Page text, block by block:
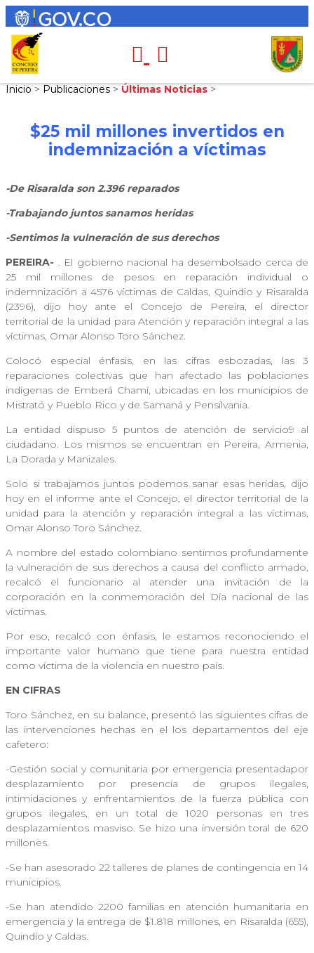
Inicio > Publicaciones > Últimas Noticias >
$25 mil millones invertidos en
indemnización a víctimas
-De Risaralda son 2.396 reparados
-Trabajando juntos sanamos heridas
-Sentimos la vulneración de sus derechos
PEREIRA- . El gobierno nacional ha desembolsado cerca de
25 mil millones de pesos en reparación individual o
indemnización a 4576 víctimas de Caldas, Quindio y Risaralda
(2396), dijo hoy ante el Concejo de Pereira, el director
territorial de la unidad para Atención y reparación integral a las
víctimas, Omar Alonso Toro Sánchez.
Colocó especial énfasis, en las cifras esbozadas, las 3
reparaciones colectivas que han afectado las poblaciones
indígenas de Emberá Chamí, ubicadas en los municipios de
Mistrató y Pueblo Rico y de Samaná y Pensilvania.
La entidad dispuso 5 puntos de atención de servicio9 al
ciudadano. Los mismos se encuentran en Pereira, Armenia,
La Dorada y Manizales.
Solo si trabajamos juntos podemos sanar esas heridas, dijo
hoy en el informe ante el Concejo, el director territorial de la
unidad para la atención y reparación integral a las víctimas,
Omar Alonso Toro Sánchez.
A nombre del estado colombiano sentimos profundamente
la vulneración de sus derechos a causa del conflicto armado,
recalcó el funcionario al atender una invitación de la
corporación en la conmemoración del Día nacional de las
víctimas.
Por eso, recalcó con énfasis, le estamos reconociendo el
importante valor humano que tiene para nuestra entidad
como víctima de la violencia en nuestro país.
EN CIFRAS
Toro Sánchez, en su balance, presentó las siguientes cifras de
las intervenciones hechas en el los departamentos del eje
cafetero:
-Gestión social y comunitaria por emergencia presentadapor
desplazamiento por presencia de grupos ilegales,
intimidaciones y enfrentamientos de la fuerza pública con
grupos ilegales, en un total de 1020 personas en tres
desplazamientos masviso. Se hizo una inversión toral de 620
millones.
-Se han asesorado 22 talleres de planes de contingencia en 14
municipios.
-Se han atendido 2200 familias en atención humanitaria en
emergencia y la entrega de $1.818 millones, en Risaralda (655),
Quindío y Caldas.